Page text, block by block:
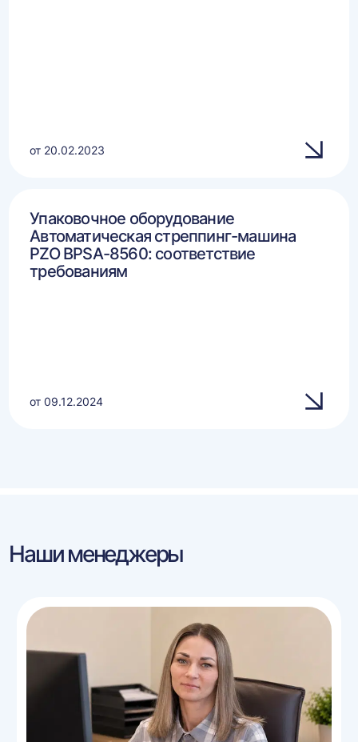
от 20.02.2023
Упаковочное оборудование
Автоматическая стреппинг-машина
PZO BPSA-8560: соответствие
требованиям
от 09.12.2024
Наши менеджеры